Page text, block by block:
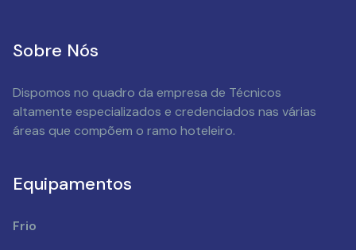
Sobre Nós
Dispomos no quadro da empresa de Técnicos
altamente especializados e credenciados nas várias
áreas que compõem o ramo hoteleiro.
Equipamentos
Frio